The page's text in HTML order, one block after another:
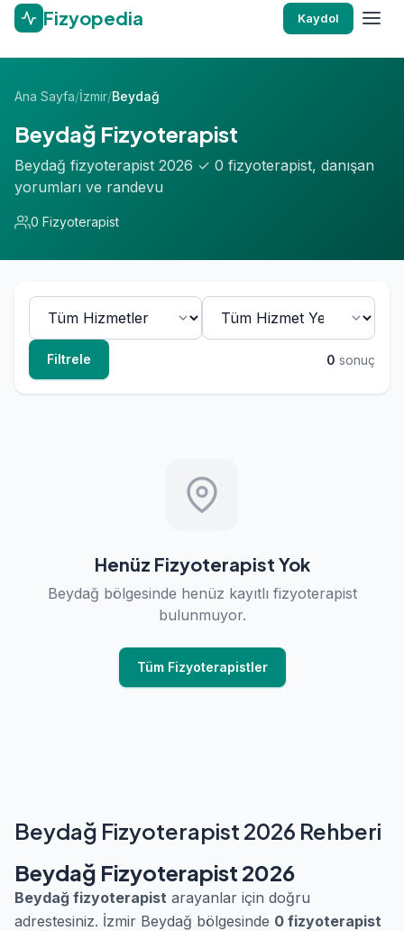
Fizyopedia Kaydol
Ana Sayfa/İzmir/Beydağ
Beydağ Fizyoterapist
Beydağ fizyoterapist 2026 ✓ 0 fizyoterapist, danışan
yorumları ve randevu
0 Fizyoterapist
Filtrele 0 sonuç
Henüz Fizyoterapist Yok
Beydağ bölgesinde henüz kayıtlı fizyoterapist
bulunmuyor.
Tüm Fizyoterapistler
Beydağ Fizyoterapist 2026 Rehberi
Beydağ Fizyoterapist 2026
Beydağ fizyoterapist arayanlar için doğru
adrestesiniz. İzmir Beydağ bölgesinde 0 fizyoterapist